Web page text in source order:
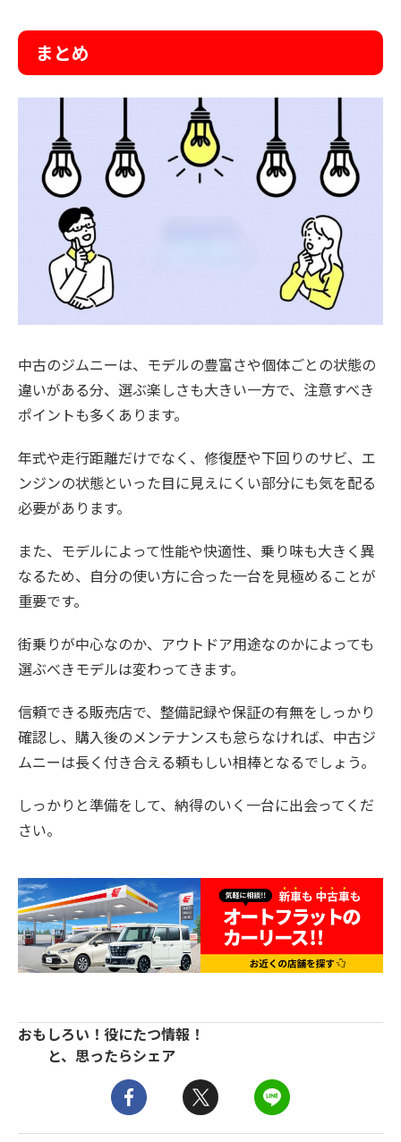
まとめ
中古のジムニーは、モデルの豊富さや個体ごとの状態の
違いがある分、選ぶ楽しさも大きい一方で、注意すべき
ポイントも多くあります。
年式や走行距離だけでなく、修復歴や下回りのサビ、エ
ンジンの状態といった目に見えにくい部分にも気を配る
必要があります。
また、モデルによって性能や快適性、乗り味も大きく異
なるため、自分の使い方に合った一台を見極めることが
重要です。
街乗りが中心なのか、アウトドア用途なのかによっても
選ぶべきモデルは変わってきます。
信頼できる販売店で、整備記録や保証の有無をしっかり
確認し、購入後のメンテナンスも怠らなければ、中古ジ
ムニーは長く付き合える頼もしい相棒となるでしょう。
しっかりと準備をして、納得のいく一台に出会ってくだ
さい。
おもしろい！役にたつ情報！
と、思ったらシェア